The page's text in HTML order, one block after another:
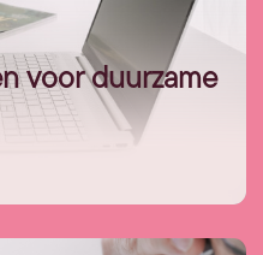
voor duurzame